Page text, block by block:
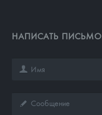
НАПИСАТЬ ПИСЬМО